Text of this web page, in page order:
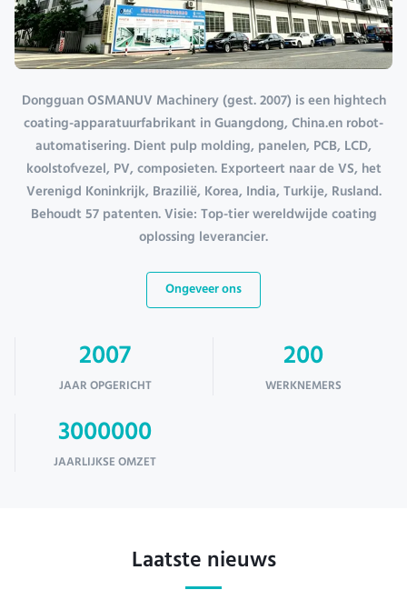
Dongguan OSMANUV Machinery (gest. 2007) is een hightech
coating-apparatuurfabrikant in Guangdong, China.en robot-
automatisering. Dient pulp molding, panelen, PCB, LCD,
koolstofvezel, PV, composieten. Exporteert naar de VS, het
Verenigd Koninkrijk, Brazilië, Korea, India, Turkije, Rusland.
Behoudt 57 patenten. Visie: Top-tier wereldwijde coating
oplossing leverancier.
Ongeveer ons
2007
JAAR OPGERICHT
200
WERKNEMERS
3000000
JAARLIJKSE OMZET
Laatste nieuws